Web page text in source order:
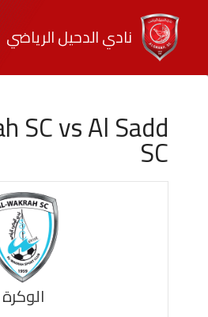
نادي الدحيل الرياضي
SC vs Al Sadd
SC
الوكرة